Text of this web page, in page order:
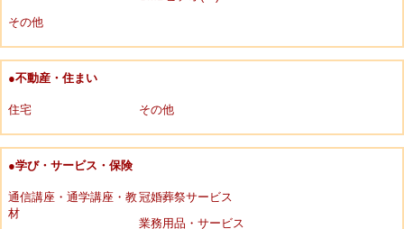
その他
●不動産・住まい
住宅 その他
●学び・サービス・保険
通信講座・通学講座・教
材
冠婚葬祭サービス
業務用品・サービス